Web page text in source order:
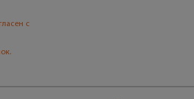
с